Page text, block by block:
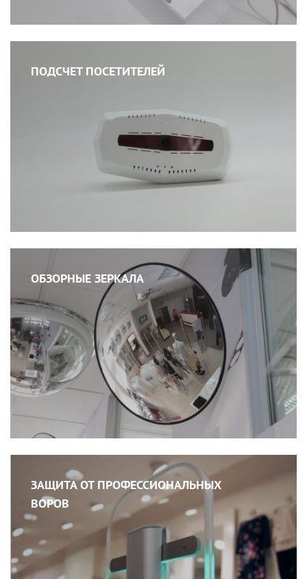
ПОДСЧЕТ ПОСЕТИТЕЛЕЙ
ОБЗОРНЫЕ ЗЕРКАЛА
ЗАЩИТА ОТ ПРОФЕССИОНАЛЬНЫХ
ВОРОВ